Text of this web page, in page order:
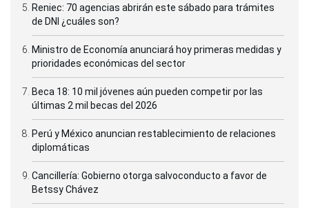
Reniec: 70 agencias abrirán este sábado para trámites
de DNI ¿cuáles son?
Ministro de Economía anunciará hoy primeras medidas y
prioridades económicas del sector
Beca 18: 10 mil jóvenes aún pueden competir por las
últimas 2 mil becas del 2026
Perú y México anuncian restablecimiento de relaciones
diplomáticas
Cancillería: Gobierno otorga salvoconducto a favor de
Betssy Chávez